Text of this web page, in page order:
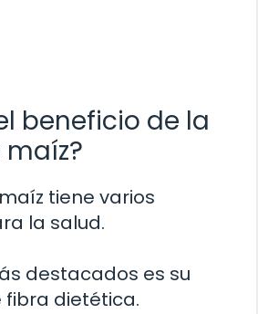
beneficio de la
tiene varios
la salud.
destacados es su
dietética.